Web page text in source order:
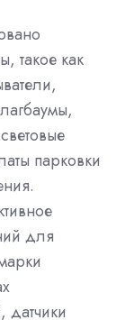
такое как
парковки
для
датчики